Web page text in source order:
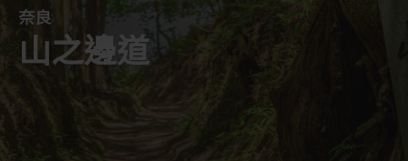
奈良
山之邊道